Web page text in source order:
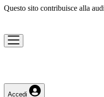
Questo sito contribuisce alla
Accedi